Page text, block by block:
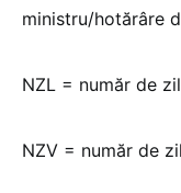
ministru/hotărâre
NZL = număr de
NZV = număr de